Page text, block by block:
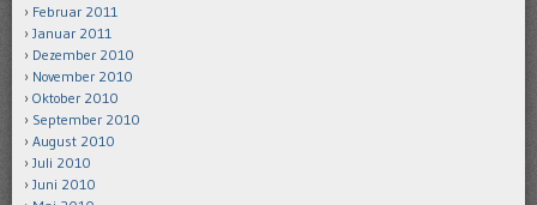
Februar 2011
Januar 2011
Dezember 2010
November 2010
Oktober 2010
September 2010
August 2010
Juli 2010
Juni 2010